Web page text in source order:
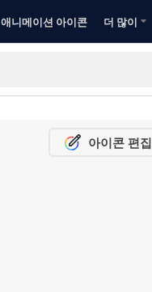
애니메이션 아이콘 더 많이
아이콘 편집